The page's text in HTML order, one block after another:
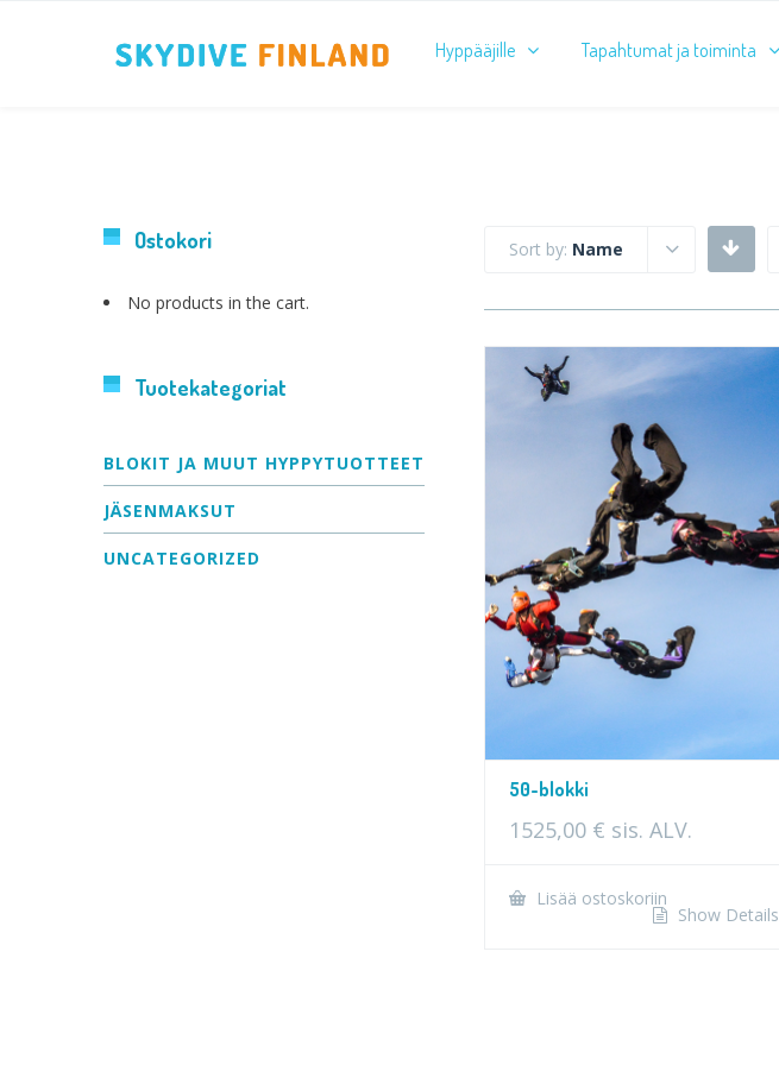
Hyppääjille Tapahtumat ja toiminta
Sort by: Name
50-blokki
1525,00 € sis. ALV.
Lisää ostoskoriin
Show Details
Ostokori
No products in the cart.
Tuotekategoriat
BLOKIT JA MUUT HYPPYTUOTTEET
JÄSENMAKSUT
UNCATEGORIZED